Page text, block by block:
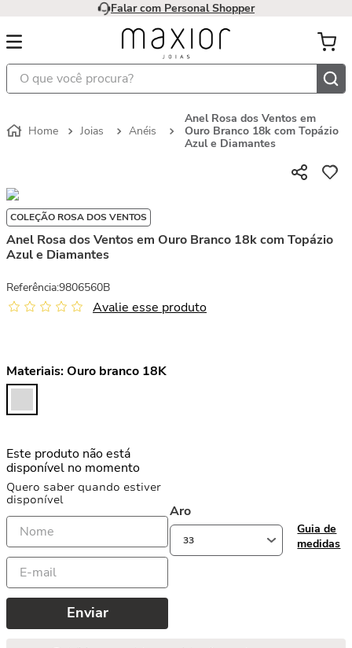
Falar com Personal Shopper
O que você procura?
Joias Anéis
Anel Rosa dos Ventos em
Ouro Branco 18k com Topázio
Azul e Diamantes
COLEÇÃO ROSA DOS VENTOS
Anel Rosa dos Ventos em Ouro Branco 18k com Topázio
Azul e Diamantes
Referência:9806560B
Avalie esse produto
Materiais:Ouro branco 18K
Guia de
medidas
Aro
33
Este produto não está
disponível no momento
Quero saber quando estiver
disponível
Enviar